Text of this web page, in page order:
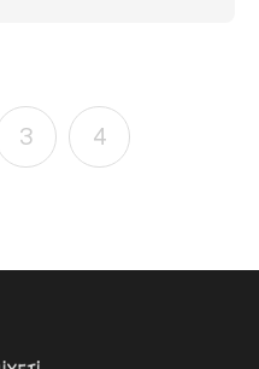
3 4